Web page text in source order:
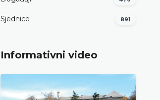
Sjednice 891
Informativni video